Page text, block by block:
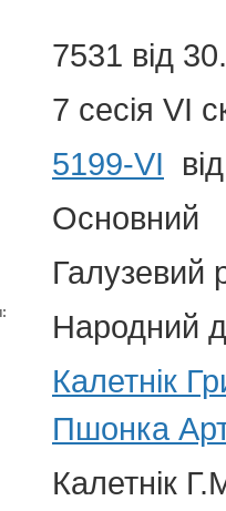
7531 від
7 сесія VI
5199-VI
Основний
Галузевий
Народний
Калетнік
Пшонка
Калетнік